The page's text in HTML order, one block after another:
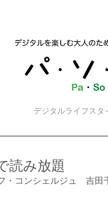
デジタルライフスタ
読み放題
・コンシェルジュ　吉田